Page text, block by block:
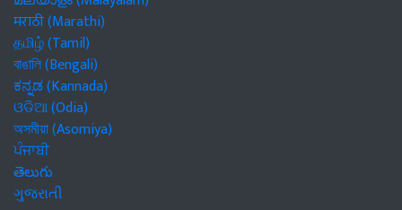
मराठी (Marathi)
தமிழ் (Tamil)
বাঙালি (Bengali)
ಕನ್ನಡ (Kannada)
ଓଡିଆ (Odia)
অসমীয়া (Asomiya)
ਪੰਜਾਬੀ
తెలుగు
ગુજરાતી